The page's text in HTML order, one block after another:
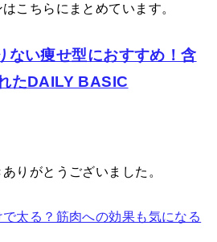
こちらにまとめています。
ない痩せ型におすすめ！含
たDAILY BASIC
りがとうございました。
太る？筋肉への効果も気になる